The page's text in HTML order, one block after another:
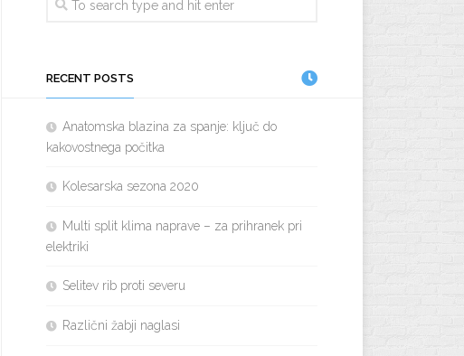
RECENT POSTS
Anatomska blazina za spanje: ključ do
kakovostnega počitka
Kolesarska sezona 2020
Multi split klima naprave – za prihranek pri
elektriki
Selitev rib proti severu
Različni žabji naglasi